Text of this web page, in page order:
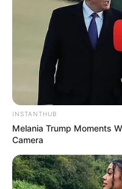
(foto:
INSTANTHUB
Melania Trump Moments
Camera